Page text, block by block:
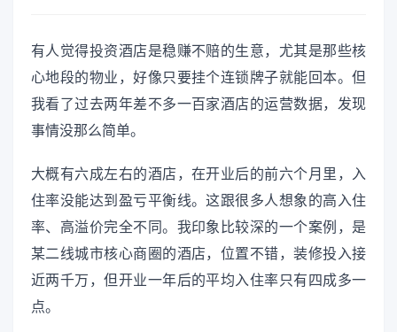
有人觉得投资酒店是稳赚不赔的生意，尤其是那些核
心地段的物业，好像只要挂个连锁牌子就能回本。但
我看了过去两年差不多一百家酒店的运营数据，发现
事情没那么简单。
大概有六成左右的酒店，在开业后的前六个月里，入
住率没能达到盈亏平衡线。这跟很多人想象的高入住
率、高溢价完全不同。我印象比较深的一个案例，是
某二线城市核心商圈的酒店，位置不错，装修投入接
近两千万，但开业一年后的平均入住率只有四成多一
点。